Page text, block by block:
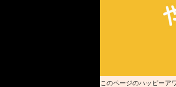
このページのハッピーア